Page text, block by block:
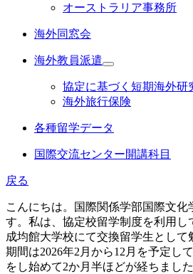
オーストラリア事務所
海外同窓会
海外教員派遣
協定に基づく短期海外研
海外旅行保険
各種留学データ
国際交流センター開講科目
戻る
こんにちは。国際関係学部国際文化
す。私は、協定校留学制度を利用し
成均館大学校にて交換留学生として
期間は2026年2月から12月を予定し
をし始めて2か月半ほどが経ちまし